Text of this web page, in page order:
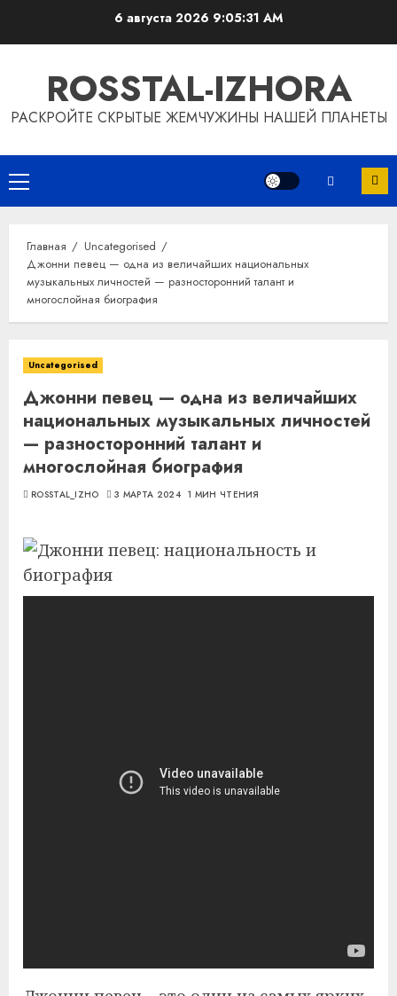
6 августа 2026 9:05:32 AM
ROSSTAL-IZHORA
РАСКРОЙТЕ СКРЫТЫЕ ЖЕМЧУЖИНЫ НАШЕЙ ПЛАНЕТЫ
Основное
меню
Главная
Uncategorised
Джонни певец — одна из величайших национальных
музыкальных личностей — разносторонний талант и
многослойная биография
Uncategorised
Джонни певец — одна из величайших
национальных музыкальных личностей
— разносторонний талант и
многослойная биография
ROSSTAL_IZHO 3 МАРТА 2024 1 МИН ЧТЕНИЯ